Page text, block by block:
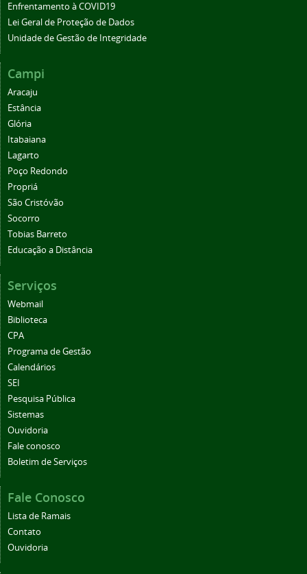
Enfrentamento à COVID19
Lei Geral de Proteção de Dados
Unidade de Gestão de Integridade
Campi
Aracaju
Estância
Glória
Itabaiana
Lagarto
Poço Redondo
Propriá
São Cristóvão
Socorro
Tobias Barreto
Educação a Distância
Serviços
Webmail
Biblioteca
CPA
Programa de Gestão
Calendários
SEI
Pesquisa Pública
Sistemas
Ouvidoria
Fale conosco
Boletim de Serviços
Fale Conosco
Lista de Ramais
Contato
Ouvidoria